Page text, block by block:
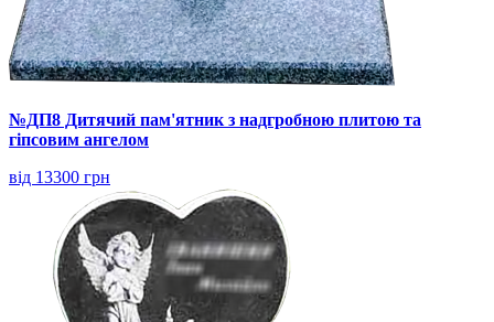
№ДП8 Дитячий пам'ятник з надгробною плитою та
гіпсовим ангелом
від 13300 грн